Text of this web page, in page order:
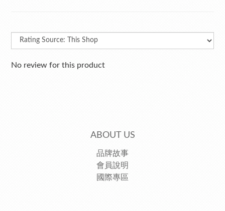
No review for this product
ABOUT US
品牌故事
會員說明
國際專區